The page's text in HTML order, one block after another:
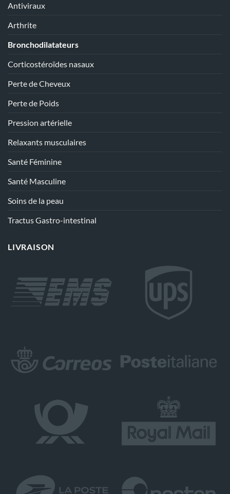
Antiviraux
Arthrite
Bronchodilatateurs
Corticostéroïdes nasaux
Perte de Cheveux
Perte de Poids
Pression artérielle
Relaxants musculaires
Santé Féminine
Santé Masculine
Soins de la peau
Tractus Gastro-intestinal
LIVRAISON